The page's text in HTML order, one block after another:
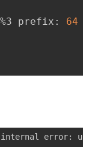
prefix: 64
internal error: